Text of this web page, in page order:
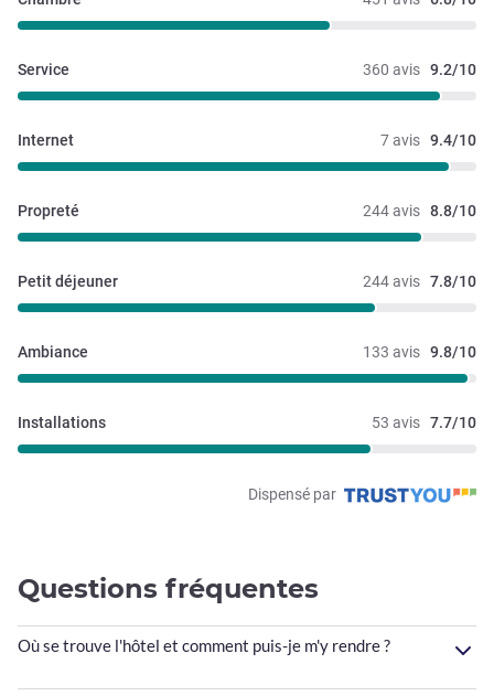
360 avis 9.2/10
Service
7 avis 9.4/10
Internet
244 avis 8.8/10
Propreté
244 avis 7.8/10
Petit déjeuner
133 avis 9.8/10
Ambiance
53 avis 7.7/10
Installations
Dispensé par
Questions fréquentes
Où se trouve l'hôtel et comment puis-je m'y rendre ?